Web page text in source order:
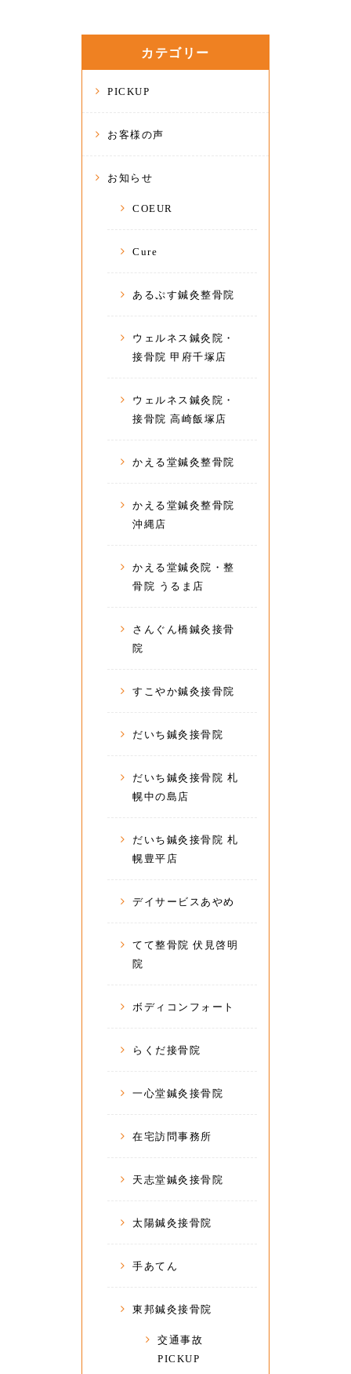
カテゴリー
PICKUP
お客様の声
お知らせ
COEUR
Cure
あるぷす鍼灸整骨院
ウェルネス鍼灸院・
接骨院 甲府千塚店
ウェルネス鍼灸院・
接骨院 高崎飯塚店
かえる堂鍼灸整骨院
かえる堂鍼灸整骨院
沖縄店
かえる堂鍼灸院・整
骨院 うるま店
さんぐん橋鍼灸接骨
院
すこやか鍼灸接骨院
だいち鍼灸接骨院
だいち鍼灸接骨院 札
幌中の島店
だいち鍼灸接骨院 札
幌豊平店
デイサービスあやめ
てて整骨院 伏見啓明
院
ボディコンフォート
らくだ接骨院
一心堂鍼灸接骨院
在宅訪問事務所
天志堂鍼灸接骨院
太陽鍼灸接骨院
手あてん
東邦鍼灸接骨院
交通事故
PICKUP